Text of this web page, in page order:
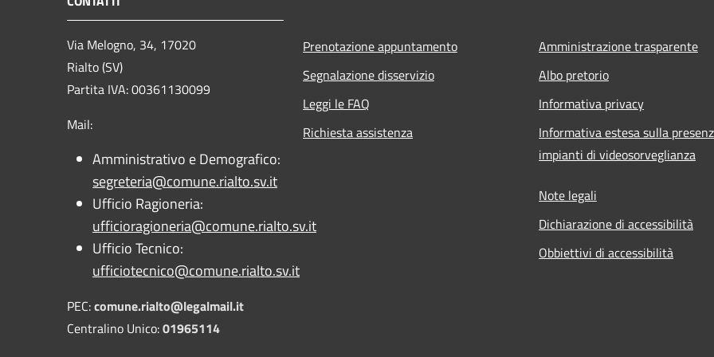
Via Melogno, 34, 17020
Rialto (SV)
Partita IVA: 00361130099
Mail:
Amministrativo e Demografico:
segreteria@comune.rialto.sv.it
Ufficio Ragioneria:
ufficioragioneria@comune.rialto.sv.it
Ufficio Tecnico:
ufficiotecnico@comune.rialto.sv.it
PEC:comune.rialto@legalmail.it
Centralino Unico:01965114
Prenotazione appuntamento
Segnalazione disservizio
Leggi le FAQ
Richiesta assistenza
Amministrazione trasparente
Albo pretorio
Informativa privacy
Informativa estesa sulla
impianti di videosorveglianza
Note legali
Dichiarazione di accessibilità
Obbiettivi di accessibilità